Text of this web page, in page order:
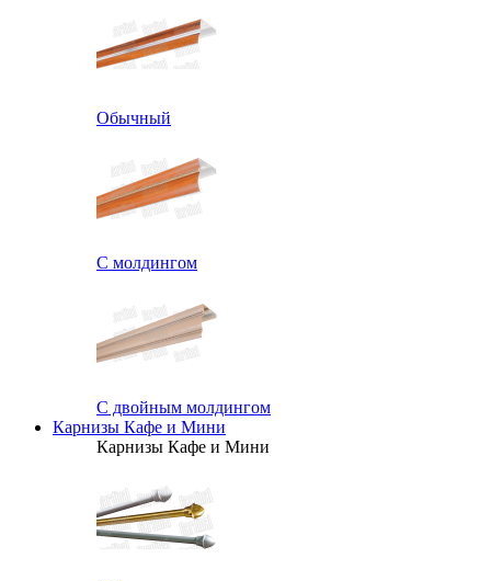
Обычный
С молдингом
С двойным молдингом
Карнизы Кафе и Мини
Карнизы Кафе и Мини